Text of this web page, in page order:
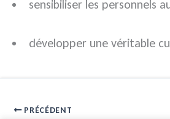
sensibiliser les personnels
développer une véritable
PRÉCÉDENT